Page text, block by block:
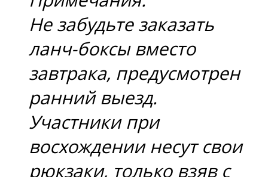
Не забудьте заказать
ланч-боксы вместо
завтрака, предусмотрен
ранний выезд.
Участники при
восхождении несут свои
рюкзаки, только взяв с